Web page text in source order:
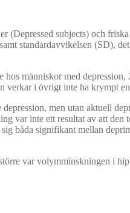
(Depressed subjects) och
standardavvikelsen (SD),
människor med
verkar i övrigt inte ha krympt
men utan aktuell
var inte ett resultat av att
båda signifikant mellan
var volymminskningen i